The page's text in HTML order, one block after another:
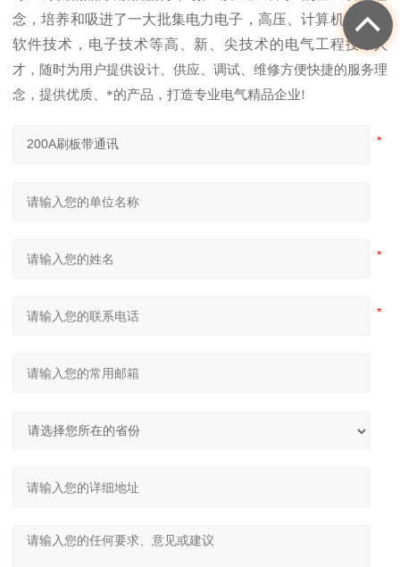
念，培养和吸进了一大批集电力电子，高压、计算机测控，
软件技术，电子技术等高、新、尖技术的电气工程技术人
才，随时为用户提供设计、供应、调试、维修方便快捷的服务理
念，提供优质、*的产品，打造专业电气精品企业!